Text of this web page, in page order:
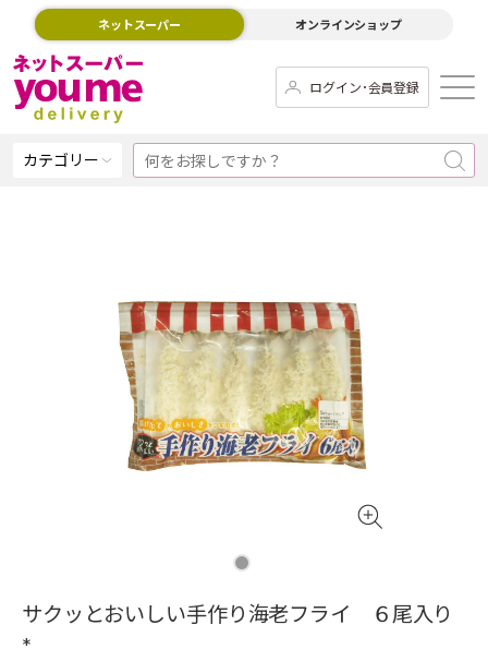
ネットスーパー オンラインショップ
ログイン･会員登録
カテゴリー
サクッとおいしい手作り海老フライ ６尾入り